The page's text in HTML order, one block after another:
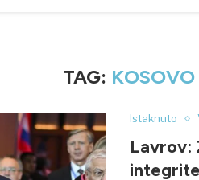
TAG: KOSOVO
Istaknuto
Lavrov: